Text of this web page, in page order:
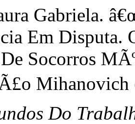
Gabriela.
Em Disputa.
Socorros
Mihanovich
Do